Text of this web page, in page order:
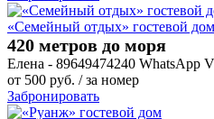
«Семейный отдых» гостевой дом
420 метров до моря
Елена - 89649474240 WhatsApp
от 500 руб. / за номер
Забронировать